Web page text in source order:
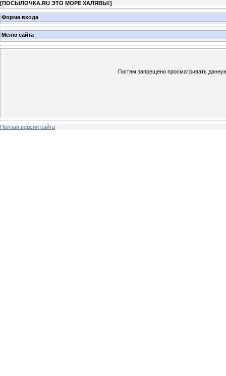
[ПОСЫЛОЧКА.RU ЭТО МОРЕ ХАЛЯВЫ!]
Форма входа
Меню сайта
Гостям запрещено просматривать
Полная версия сайта